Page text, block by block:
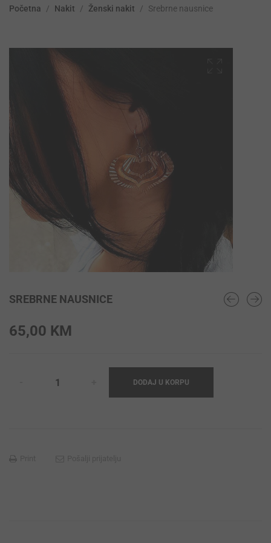
Početna / Nakit / Ženski nakit / Srebrne nausnice
SREBRNE NAUSNICE
65,00 KM
DODAJ U KORPU